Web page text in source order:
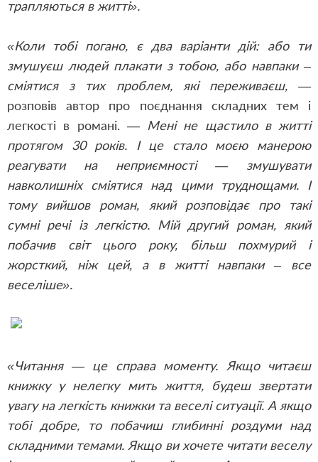
трапляються в житті».
«Коли тобі погано, є два варіанти дій: або ти
змушуєш людей плакати з тобою, або навпаки –
сміятися з тих проблем, які переживаєш, —
розповів автор про поєднання складних тем і
легкості в романі. —Мені не щастило в житті
протягом 30 років. І це стало моєю манерою
реагувати на неприємності — змушувати
навколишніх сміятися над цими труднощами. І
тому вийшов роман, який розповідає про такі
сумні речі із легкістю. Мій другий роман, який
побачив світ цього року, більш похмурий і
жорсткий, ніж цей, а в житті навпаки – все
веселіше».
«Читання — це справа моменту. Якщо читаєш
книжку у нелегку мить життя, будеш звертати
увагу на легкість книжки та веселі ситуації. А якщо
тобі добре, то побачиш глибинні роздуми над
складними темами. Якщо ви хочете читати веселу